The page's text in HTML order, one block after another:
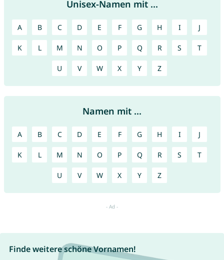
Unisex-Namen mit ...
A B C D E F G H I J
K L M N O P Q R S T
U V W X Y Z
Namen mit ...
A B C D E F G H I J
K L M N O P Q R S T
U V W X Y Z
Finde weitere schöne Vornamen!